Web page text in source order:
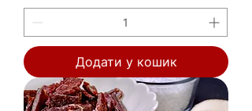
Додати у кошик